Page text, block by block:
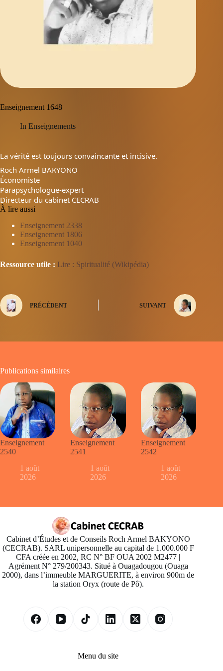
Enseignement 1648
In Enseignements
La vérité est toujours convaincante et incisive.
Roch Armel BAKYONO
Économiste
Parapsychologue-expert
Directeur du cabinet CECRAB
À lire aussi
Enseignement 2338
Enseignement 1806
Enseignement 1040
Ressource utile : Lire : Spiritualité (Wikipédia)
PRÉCÉDENT SUIVANT
Publications similaires
Enseignement
2540
1 août
2026
Enseignement
2541
1 août
2026
Enseignement
2542
1 août
2026
Cabinet d’Études et de Conseils Roch Armel BAKYONO
(CECRAB). SARL unipersonnelle au capital de 1.000.000 F
CFA créée en 2002, RC N° BF OUA 2002 M2477 |
Agrément N° 279/200343. Situé à Ouagadougou (Ouaga
2000), dans l’immeuble MARGUERITE, à environ 900m de
la station Oryx (route de Pô).
Menu du site